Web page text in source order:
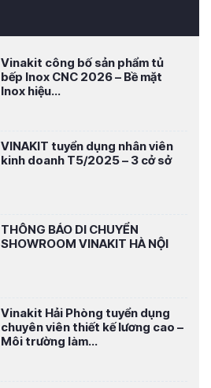
Vinakit công bố sản phẩm tủ
bếp Inox CNC 2026 – Bề mặt
Inox hiệu...
VINAKIT tuyển dụng nhân viên
kinh doanh T5/2025 – 3 cở sở
THÔNG BÁO DI CHUYỂN
SHOWROOM VINAKIT HÀ NỘI
Vinakit Hải Phòng tuyển dụng
chuyên viên thiết kế lương cao –
Môi trường làm...